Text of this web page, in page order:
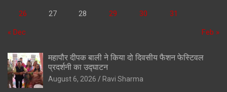
26 27 28 29 30 31
« Dec Feb »
महापौर दीपक बाली ने किया दो दिवसीय फैशन फेस्टिवल
प्रदर्शनी का उद्घाटन
August 6, 2026 Ravi Sharma